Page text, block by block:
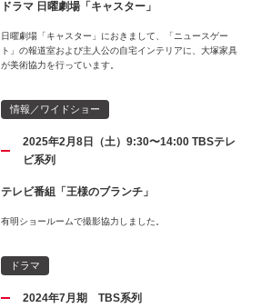
ドラマ 日曜劇場「キャスター」
日曜劇場「キャスター」におきまして、「ニュースゲー
ト」の報道室および主人公の自宅インテリアに、大塚家具
が美術協力を行っています。
情報／ワイドショー
2025年2月8日（土）9:30〜14:00 TBSテレ
ビ系列
テレビ番組「王様のブランチ」
有明ショールームで撮影協力しました。
ドラマ
2024年7月期 TBS系列